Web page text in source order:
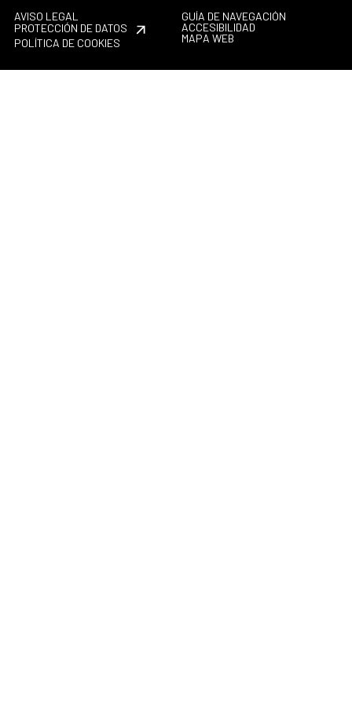
AVISO LEGAL
PROTECCIÓN DE DATOS
POLÍTICA DE COOKIES
GUÍA DE NAVEGACIÓN
ACCESIBILIDAD
MAPA WEB